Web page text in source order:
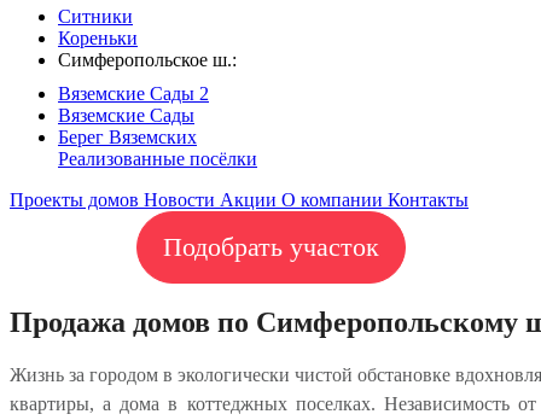
Ситники
Кореньки
Симферопольское ш.:
Вяземские Сады 2
Вяземские Сады
Берег Вяземскиx
Реализованные посёлки
Проекты домов Новости Акции О компании Контакты
Подобрать участок
Продажа домов по Симферопольскому
Жизнь за городом в экологически чистой обстановке
квартиры, а дома в коттеджных поселках. Независимость